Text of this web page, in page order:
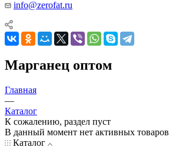
info@zerofat.ru
Марганец оптом
Главная
—
Каталог
К сожалению, раздел пуст
В данный момент нет активных товаров
Каталог